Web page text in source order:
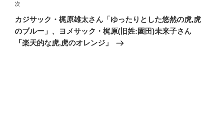
ー
シ
ョ
ン
次
の
投
稿
次
カジサック・梶原雄太さん「ゆったりとした悠然の虎,虎
のブルー」、ヨメサック・梶原(旧姓:園田)未来子さん
「楽天的な虎,虎のオレンジ」